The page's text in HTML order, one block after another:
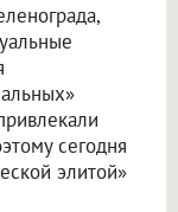
сегодня
элитой»